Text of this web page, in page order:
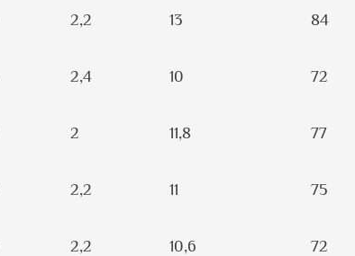
2,2 13 84
2,4 10 72
2 11,8 77
2,2 11 75
2,2 10,6 72